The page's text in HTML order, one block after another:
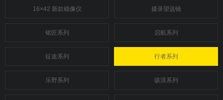
16×42 新款稳像仪 摄录望远镜
铭匠系列 启航系列
征途系列 行者系列
乐野系列 骇浪系列